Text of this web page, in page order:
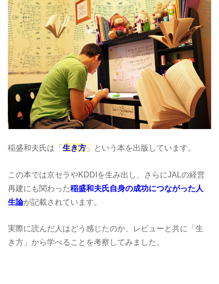
稲盛和夫氏は「生き方 」という本を出版しています。
この本では京セラやKDDIを生み出し、さらにJALの経営
再建にも関わった稲盛和夫氏自身の成功につながった人
生論が記載されています。
実際に読んだ人はどう感じたのか、レビューと共に「生
き方」から学べることを考察してみました。